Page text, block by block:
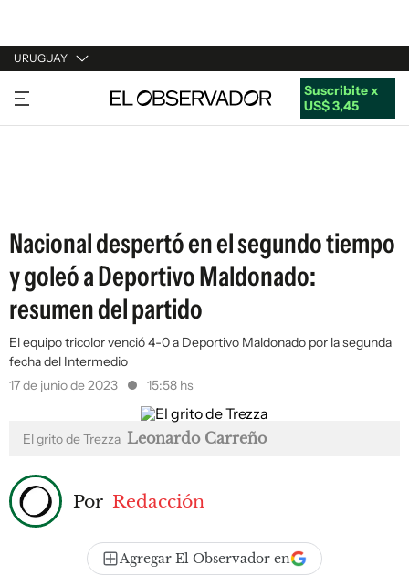
URUGUAY
URUGUAY
ARGENTINA
Suscribite x
US$ 3,45
Nacional despertó en el segundo tiempo
y goleó a Deportivo Maldonado:
resumen del partido
El equipo tricolor venció 4-0 a Deportivo Maldonado por la segunda
fecha del Intermedio
17 de junio de 2023
15:58 hs
El grito de Trezza Leonardo Carreño
Por Redacción
Agregar El Observador en